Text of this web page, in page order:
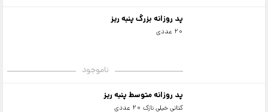
پد روزانه بزرگ پنبه ریز
20 عددی
ناموجود
پد روزانه متوسط پنبه ریز
کتانی خیلی نازک 20 عددی